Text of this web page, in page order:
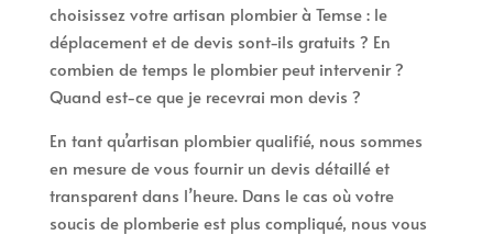
choisissez votre artisan plombier à Temse : le
déplacement et de devis sont-ils gratuits ? En
combien de temps le plombier peut intervenir ?
Quand est-ce que je recevrai mon devis ?
En tant qu’artisan plombier qualifié, nous sommes
en mesure de vous fournir un devis détaillé et
transparent dans l’heure. Dans le cas où votre
soucis de plomberie est plus compliqué, nous vous